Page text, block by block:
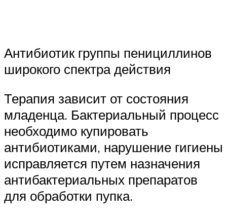
Антибиотик группы пенициллинов
широкого спектра действия
Терапия зависит от состояния
младенца. Бактериальный процесс
необходимо купировать
антибиотиками, нарушение гигиены
исправляется путем назначения
антибактериальных препаратов
для обработки пупка.